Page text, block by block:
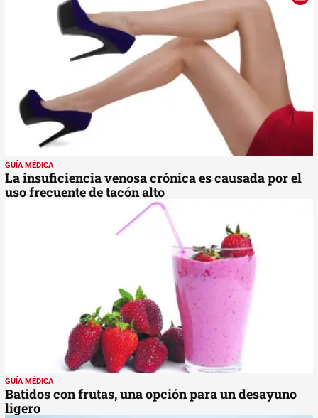
GUÍA MÉDICA
La insuficiencia venosa crónica es causada por el
uso frecuente de tacón alto
GUÍA MÉDICA
Batidos con frutas, una opción para un desayuno
ligero